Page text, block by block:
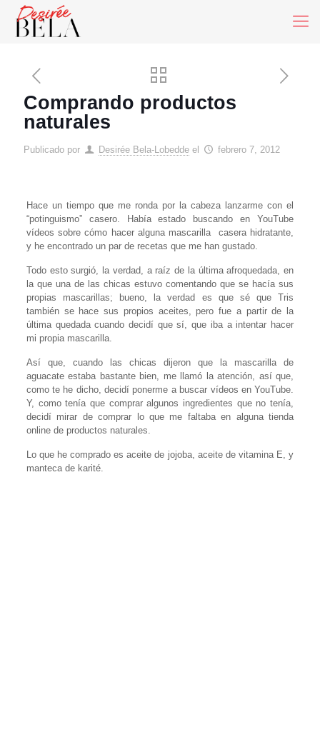
Comprando productos
naturales
Publicado por Desirée Bela-Lobedde el febrero 7, 2012
Hace un tiempo que me ronda por la cabeza lanzarme con el
“potinguismo” casero. Había estado buscando en YouTube
vídeos sobre cómo hacer alguna mascarilla casera hidratante,
y he encontrado un par de recetas que me han gustado.
Todo esto surgió, la verdad, a raíz de la última afroquedada, en
la que una de las chicas estuvo comentando que se hacía sus
propias mascarillas; bueno, la verdad es que sé que Tris
también se hace sus propios aceites, pero fue a partir de la
última quedada cuando decidí que sí, que iba a intentar hacer
mi propia mascarilla.
Así que, cuando las chicas dijeron que la mascarilla de
aguacate estaba bastante bien, me llamó la atención, así que,
como te he dicho, decidí ponerme a buscar vídeos en YouTube.
Y, como tenía que comprar algunos ingredientes que no tenía,
decidí mirar de comprar lo que me faltaba en alguna tienda
online de productos naturales.
Lo que he comprado es aceite de jojoba, aceite de vitamina E, y
manteca de karité.